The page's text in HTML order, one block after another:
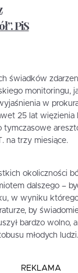
PiS
świadków
w
25 lat więzienia
tymczasowe
na trzy miesiące.
okoliczności
dalszego –
w wyniku którego
by
bardzo wolno,
młodych ludzi.
REKLAMA